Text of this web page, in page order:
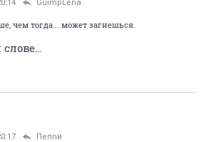
GuimpLena
чем тогда... может загнешься.
Пепnи